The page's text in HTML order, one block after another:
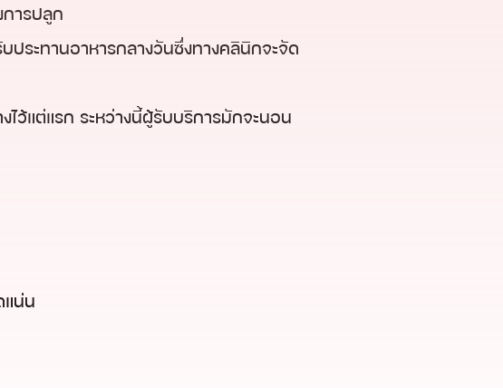
ารปลูก
ประทานอาหารกลางวันซึ่งทางคลินิกจะจัด
ว้แต่แรก ระหว่างนี้ผู้รับบริการมักจะนอน
แน่น